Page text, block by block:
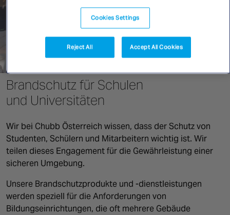
Switzerland
Canada
Brandschutz für Schulen
und Universitäten
Wir bei Chubb Österreich wissen, dass der Schutz von
Studenten, Schülern und Mitarbeitern wichtig ist. Wir
teilen dieses Engagement für die Gewährleistung einer
sicheren Umgebung.
Unsere Brandschutzprodukte und -dienstleistungen
werden speziell für die Anforderungen von
Bildungseinrichtungen, die oft mehrere Gebäude
Cookies Settings
Reject All Accept All Cookies